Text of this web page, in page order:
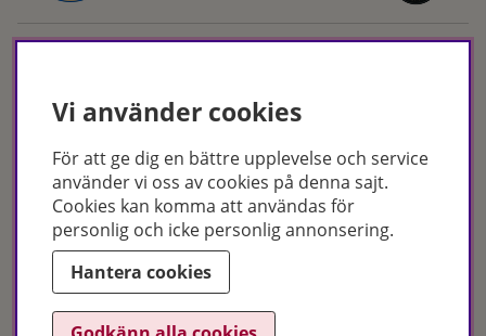
Hudoteket erbjuder ett noga utvalt sortiment inom hudvård, hårvård och
makeup – både online och i butik. Med över 50 års erfarenhet och
utbildade hudterapeuter hjälper vi dig att hitta rätt produkter och
behandlingar för just dina behov. Handla enkelt på hudoteket.se eller
besök oss i Jönköping och Malmö.
Copyright © Hudoteket 2025
Vi använder cookies
För att ge dig en bättre upplevelse och service
använder vi oss av cookies på denna sajt.
Cookies kan komma att användas för
personlig och icke personlig annonsering.
Hantera cookies